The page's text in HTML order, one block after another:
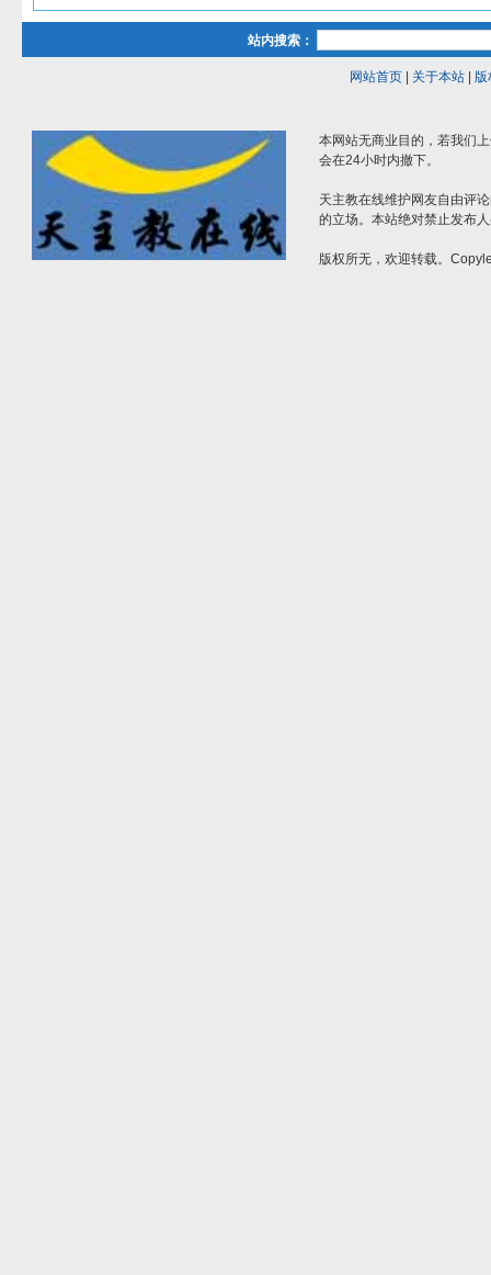
站内搜索：
网站首页| 关于本站| 版
本网站无商业目的，若我们
会在24小时内撤下。
天主教在线维护网友自由评
的立场。本站绝对禁止发布
版权所无，欢迎转载。